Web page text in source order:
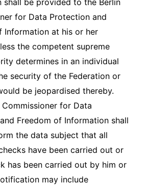
for Data Protection and
Information at his or her
the competent supreme
determines in an individual
security of the Federation or
be jeopardised thereby.
Commissioner for Data
Freedom of Information shall
the data subject that all
have been carried out or
has been carried out by him or
may include